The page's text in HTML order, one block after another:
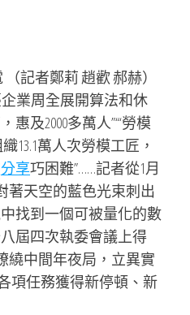
記者鄭莉 趙歡 郝赫）
企業周全展開算法和休
及2000多萬人”“‘勞模
13.1萬人次勞模工匠，
分享巧困難”……記者從1月
著天空的藍色光束刺出
找到一個可被量化的數
屆四次執委會議上得
繞中間年夜局，立異實
各項任務獲得新停頓、新